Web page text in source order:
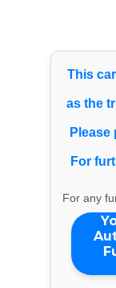
This
as the
For
For any
Payment Info
Bank
VASTU
Account
IFSC Code:
BANK Name:
SVC CO